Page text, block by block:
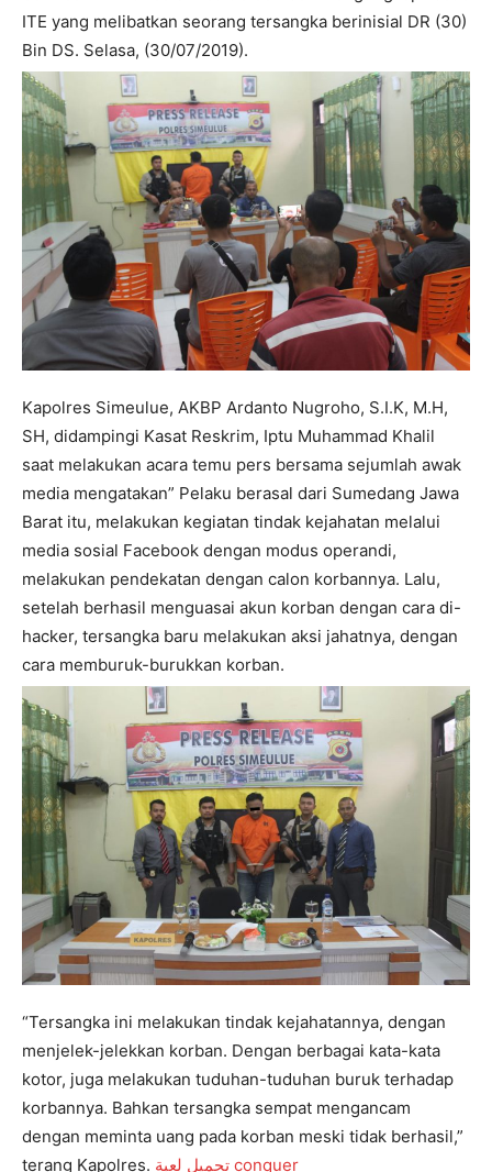
ITE yang melibatkan seorang tersangka berinisial DR (30)
Bin DS. Selasa, (30/07/2019).
Kapolres Simeulue, AKBP Ardanto Nugroho, S.I.K, M.H,
SH, didampingi Kasat Reskrim, Iptu Muhammad Khalil
saat melakukan acara temu pers bersama sejumlah awak
media mengatakan” Pelaku berasal dari Sumedang Jawa
Barat itu, melakukan kegiatan tindak kejahatan melalui
media sosial Facebook dengan modus operandi,
melakukan pendekatan dengan calon korbannya. Lalu,
setelah berhasil menguasai akun korban dengan cara di-
hacker, tersangka baru melakukan aksi jahatnya, dengan
cara memburuk-burukkan korban.
“Tersangka ini melakukan tindak kejahatannya, dengan
menjelek-jelekkan korban. Dengan berbagai kata-kata
kotor, juga melakukan tuduhan-tuduhan buruk terhadap
korbannya. Bahkan tersangka sempat mengancam
dengan meminta uang pada korban meski tidak berhasil,”
terang Kapolres.
تحميل لعبة conquer